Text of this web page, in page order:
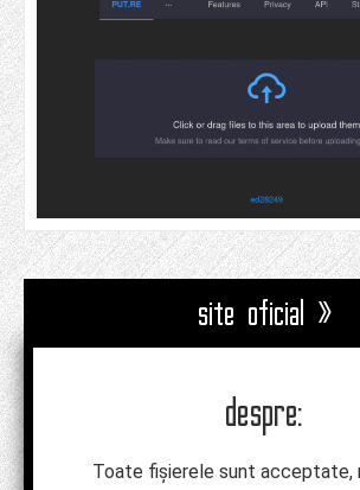
site oficial »
despre:
Toate fișierele sunt acceptate,